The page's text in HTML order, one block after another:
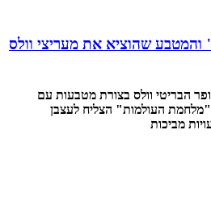
שהוציא את מעריצי וולס
הבריטי וולס בצורת מטבעות עם
"מלחמת העולמות" הצליח לעצבן
מביכות